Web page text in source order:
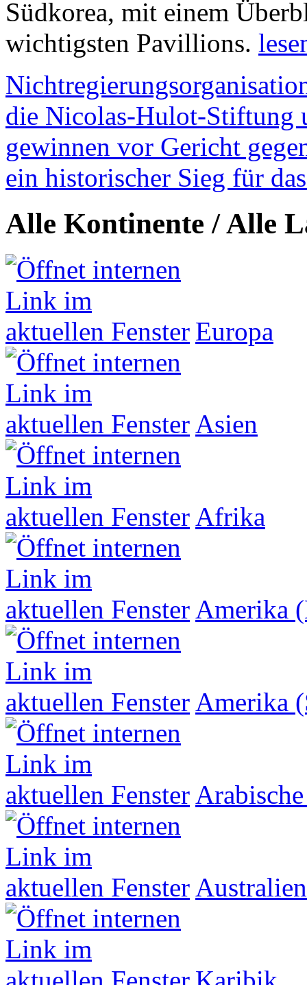
Südkorea, mit einem
wichtigsten Pavillions.
die Nicolas-Hulot-Stiftung
gewinnen vor Gericht
ein historischer Sieg für
Alle Kontinente / Alle
Europa
Asien
Afrika
Amerika
Amerika
Australien